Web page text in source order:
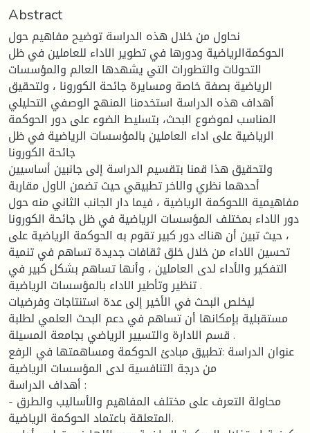
Abstract
نحاول من خلال هذه الدراسة توضيح مفاهيم حول
الحوكمةالرياضية ودورها في تطوير الاداء للعاملين في ظل
التحولات والتطورات التي يشهدها العالم والمؤسسات
الرياضية بصفة خاصة ومسايرة جائحة الكورونا ، ولتحقيق
أهداف هذه الدراسة استخدمنا المنهج الوصفي التحليلي
المناسب لموضوع البحث، بتسليط الضوء على دور الحوكمة
الرياضية على اداء العاملين بالمؤسسات الرياضية في ظل
جائحة الكورونا
ولتحقيق هذا قمنا بتقسيم الدراسة إلى جانبين أساسيين
أحدهما نظري والاخر تطبيقي حيث تضمن الاول مقاربة
مفاهيمية اللحوكمة الرياضية ، فيما دار الجانب الثاني منه حول
دور الاداء بمختلف المؤسسات الرياضية في ظل جائحة الكورونا
، حيث تبين أن هناك دور كبير تقوم به الحوكمة الرياضية على
تحسين الاداء من خلال خلق ثقافات جديدة تساهم في تنمية
التفكير والأداء لدى العاملين ، وأنها تساهم بشكل كبير في
تنظير وتأطير الاداء بالمؤسسات الرياضية .
ليخلص البحث في الأخير إلى عدة استنتاجات وفرضيات
مستقبلية بإمكانها أن تساهم في دعم البحث العلمي لطلبة
قسم الادارة والتسيير الرياضي بجامعة المسيلة .
عنوان الدراسة :تطبيق مبادئ الحوكمة ومساهمتها في الرفع
من درجة التنافسية لدى المؤسسات الرياضية
أهداف الدراسة :
- محاولة التعرف على مختلف المفاهيم والأساليب والطرق
المتعلقة باعتماد الحوكمة الرياضية.